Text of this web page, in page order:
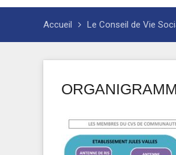
Accueil Le Conseil de Vie